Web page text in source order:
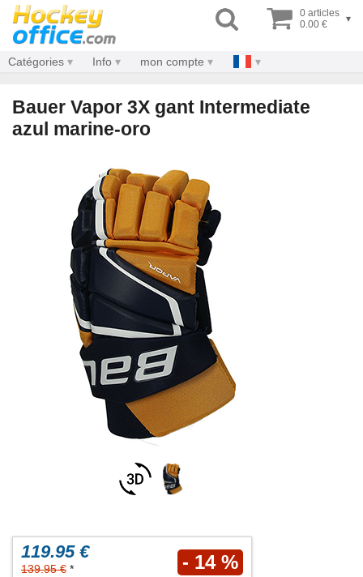
0 articles
0.00 €
▾
Catégories Info mon compte
Bauer Vapor 3X gant Intermediate
azul marine-oro
119.95 €
139.95 € * - 14 %